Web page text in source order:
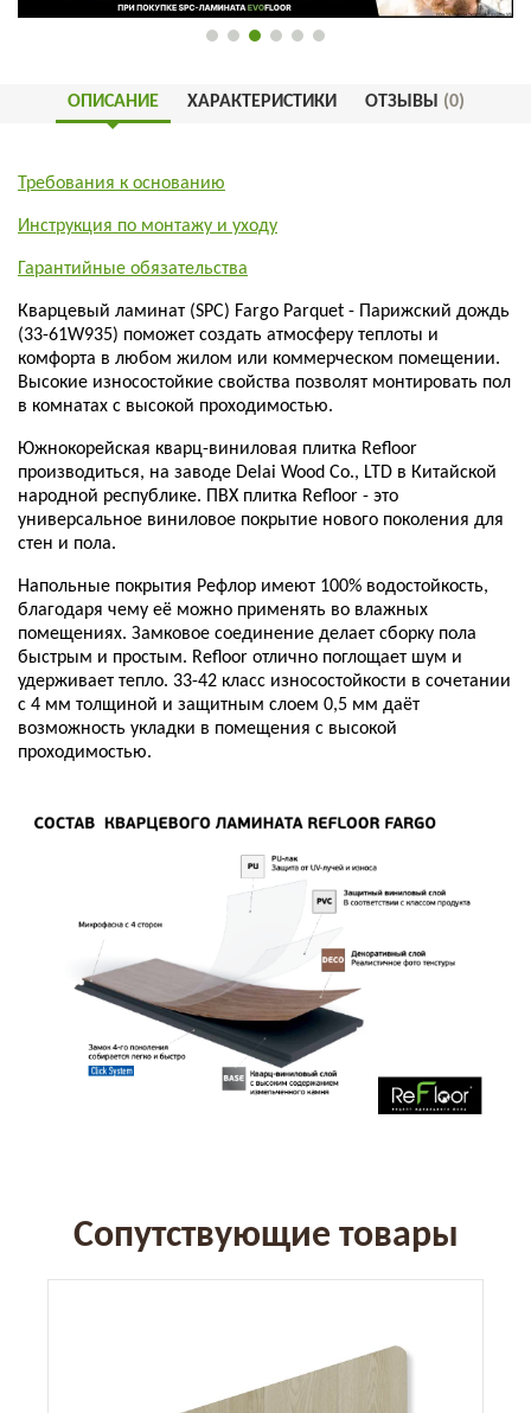
ОПИСАНИЕ ХАРАКТЕРИСТИКИ ОТЗЫВЫ (0)
Требования к основанию
Инструкция по монтажу и уходу
Гарантийные обязательства
Кварцевый ламинат (SPC) Fargo Parquet - Парижский дождь
(33-61W935) поможет создать атмосферу теплоты и
комфорта в любом жилом или коммерческом помещении.
Высокие износостойкие свойства позволят монтировать пол
в комнатах с высокой проходимостью.
Южнокорейская кварц-виниловая плитка Refloor
производиться, на заводе Delai Wood Co., LTD в Китайской
народной республике. ПВХ плитка Refloor - это
универсальное виниловое покрытие нового поколения для
стен и пола.
Напольные покрытия Рефлор имеют 100% водостойкость,
благодаря чему её можно применять во влажных
помещениях. Замковое соединение делает сборку пола
быстрым и простым. Refloor отлично поглощает шум и
удерживает тепло. 33-42 класс износостойкости в сочетании
с 4 мм толщиной и защитным слоем 0,5 мм даёт
возможность укладки в помещения с высокой
проходимостью.
Сопутствующие товары